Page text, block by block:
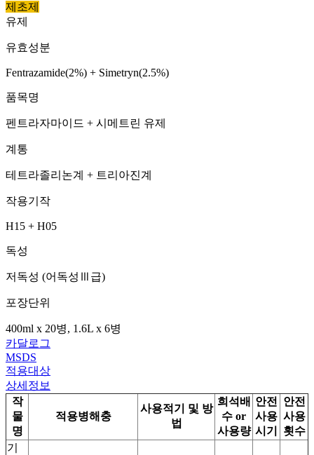
제초제
유제
유효성분
Fentrazamide(2%) + Simetryn(2.5%)
품목명
펜트라자마이드 + 시메트린 유제
계통
테트라졸리논계 + 트리아진계
작용기작
H15 + H05
독성
저독성 (어독성Ⅲ급)
포장단위
400ml x 20병, 1.6L x 6병
카달로그
MSDS
적용대상
상세정보
작
물
명
적용병해충
사용적기 및 방
법
희석배
수 or
사용량
안전
사용
시기
안전
사용
횟수
기